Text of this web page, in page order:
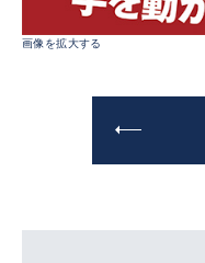
画像を拡大する